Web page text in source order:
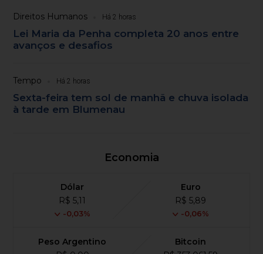
Direitos Humanos Há 2 horas
Lei Maria da Penha completa 20 anos entre
avanços e desafios
Tempo Há 2 horas
Sexta-feira tem sol de manhã e chuva isolada
à tarde em Blumenau
Economia
Dólar
R$ 5,11
-0,03%
Euro
R$ 5,89
-0,06%
Peso Argentino
Bitcoin